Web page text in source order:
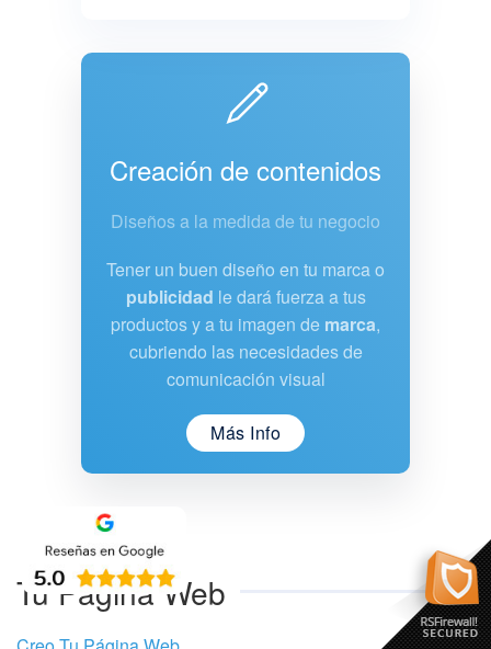
Creación de contenidos
Diseños a la medida de tu negocio
Tener un buen diseño en tu marca o
publicidad le dará fuerza a tus
productos y a tu imagen de marca,
cubriendo las necesidades de
comunicación visual
Más Info
Tu Página Web